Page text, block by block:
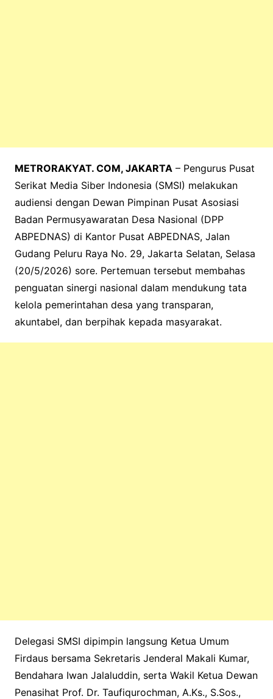
METRORAKYAT. COM, JAKARTA– Pengurus Pusat
Serikat Media Siber Indonesia (SMSI) melakukan
audiensi dengan Dewan Pimpinan Pusat Asosiasi
Badan Permusyawaratan Desa Nasional (DPP
ABPEDNAS) di Kantor Pusat ABPEDNAS, Jalan
Gudang Peluru Raya No. 29, Jakarta Selatan, Selasa
(20/5/2026) sore. Pertemuan tersebut membahas
penguatan sinergi nasional dalam mendukung tata
kelola pemerintahan desa yang transparan,
akuntabel, dan berpihak kepada masyarakat.
Delegasi SMSI dipimpin langsung Ketua Umum
Firdaus bersama Sekretaris Jenderal Makali Kumar,
Bendahara Iwan Jalaluddin, serta Wakil Ketua Dewan
Penasihat Prof. Dr. Taufiqurochman, A.Ks., S.Sos.,